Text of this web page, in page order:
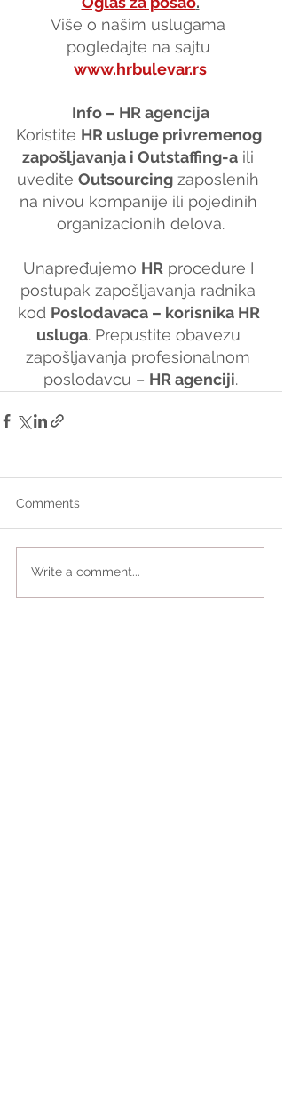
Više o našim uslugama
pogledajte na sajtu
www.hrbulevar.rs
Info – HR agencija
Koristite HR usluge privremenog
zapošljavanja i Outstaffing-a ili
uvedite Outsourcing zaposlenih
na nivou kompanije ili pojedinih
organizacionih delova.
Unapređujemo HR procedure I
postupak zapošljavanja radnika
kod Poslodavaca – korisnika HR
usluga. Prepustite obavezu
zapošljavanja profesionalnom
poslodavcu – HR agenciji.
Comments
Write a comment...